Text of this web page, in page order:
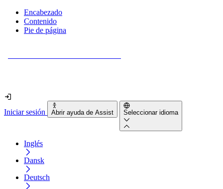
Encabezado
Contenido
Pie de página
Iniciar sesión Abrir ayuda de Assist Seleccionar idioma
Inglés
Dansk
Deutsch